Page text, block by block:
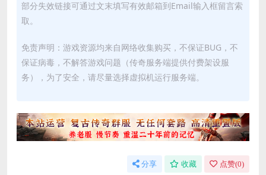
部分失效链接可通过文末填写有效邮箱到Email输入框留言索
取。
免责声明：游戏资源均来自网络收集购买，不保证BUG，不
保证病毒，不解答游戏问题（传奇服务端提供付费架设服
务），为了安全，请尽量选择虚拟机运行服务端。
分享 收藏 点赞(0)